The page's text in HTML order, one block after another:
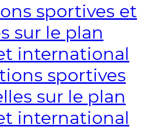
sportives et
sur le plan
international
sportives
sur le plan
international